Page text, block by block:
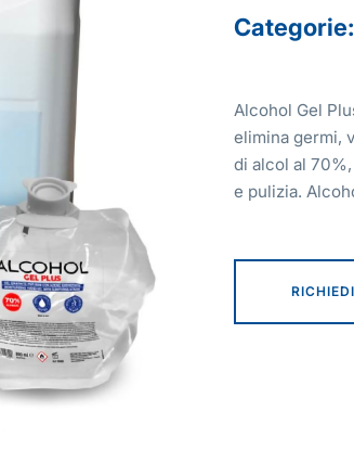
Categorie:
Alcohol Gel
elimina germi,
di alcol al
e pulizia.